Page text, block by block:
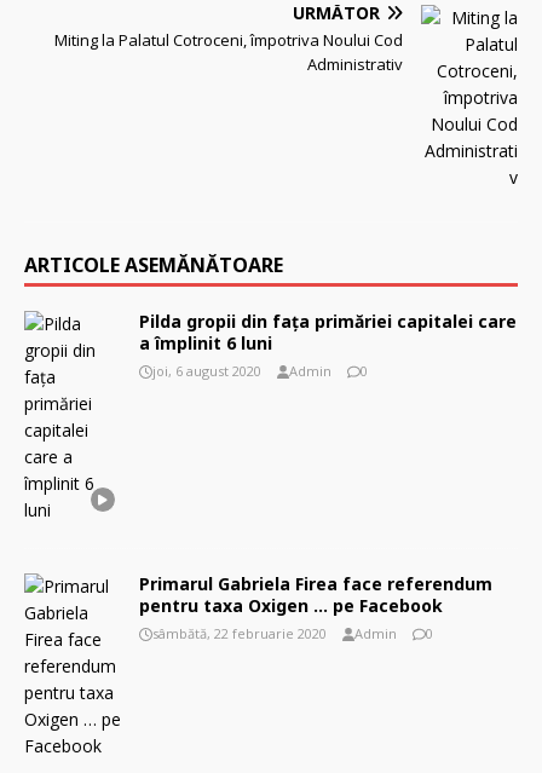
URMĂTOR
Miting la Palatul Cotroceni, împotriva Noului Cod
Administrativ
ARTICOLE ASEMĂNĂTOARE
Pilda gropii din fața primăriei capitalei care
a împlinit 6 luni
joi, 6 august 2020 Admin 0
Primarul Gabriela Firea face referendum
pentru taxa Oxigen … pe Facebook
sâmbătă, 22 februarie 2020 Admin 0